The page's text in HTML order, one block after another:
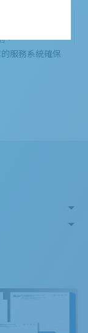
模具、瓶蓋模
。
服務系統確保